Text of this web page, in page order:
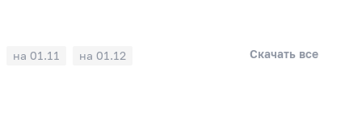
на 01.11 на 01.12 Скачать все